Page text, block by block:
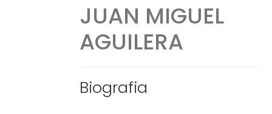
JUAN MIGUEL
AGUILERA
Biografia